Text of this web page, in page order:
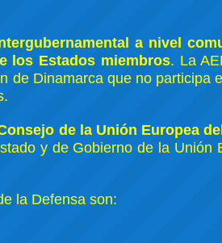
a nivel
los Estados miembros. La
de Dinamarca que no participa
de la Unión Europea
y de Gobierno de la Unión
la Defensa son: